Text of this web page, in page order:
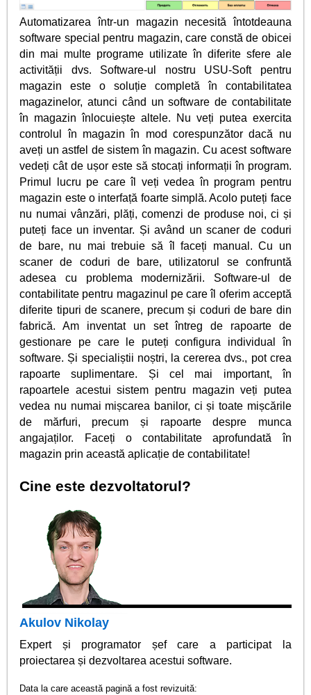
Automatizarea într-un magazin necesită întotdeauna
software special pentru magazin, care constă de obicei
din mai multe programe utilizate în diferite sfere ale
activității dvs. Software-ul nostru USU-Soft pentru
magazin este o soluție completă în contabilitatea
magazinelor, atunci când un software de contabilitate
în magazin înlocuiește altele. Nu veți putea exercita
controlul în magazin în mod corespunzător dacă nu
aveți un astfel de sistem în magazin. Cu acest software
vedeți cât de ușor este să stocați informații în program.
Primul lucru pe care îl veți vedea în program pentru
magazin este o interfață foarte simplă. Acolo puteți face
nu numai vânzări, plăți, comenzi de produse noi, ci și
puteți face un inventar. Și având un scaner de coduri
de bare, nu mai trebuie să îl faceți manual. Cu un
scaner de coduri de bare, utilizatorul se confruntă
adesea cu problema modernizării. Software-ul de
contabilitate pentru magazinul pe care îl oferim acceptă
diferite tipuri de scanere, precum și coduri de bare din
fabrică. Am inventat un set întreg de rapoarte de
gestionare pe care le puteți configura individual în
software. Și specialiștii noștri, la cererea dvs., pot crea
rapoarte suplimentare. Și cel mai important, în
rapoartele acestui sistem pentru magazin veți putea
vedea nu numai mișcarea banilor, ci și toate mișcările
de mărfuri, precum și rapoarte despre munca
angajaților. Faceți o contabilitate aprofundată în
magazin prin această aplicație de contabilitate!
Cine este dezvoltatorul?
Akulov Nikolay
Expert și programator șef care a participat la
proiectarea și dezvoltarea acestui software.
Data la care această pagină a fost revizuită: